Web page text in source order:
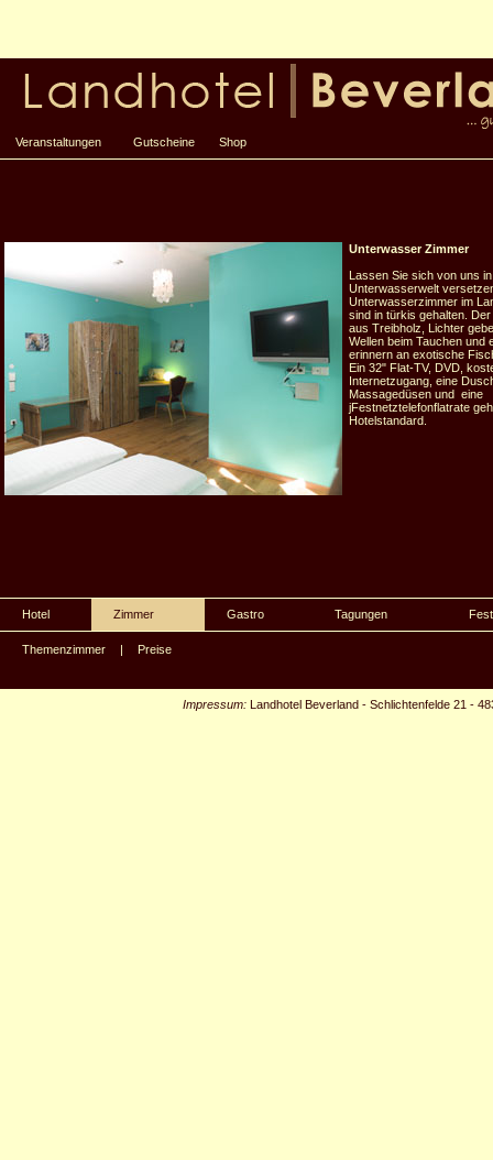
Veranstaltungen Gutscheine Shop
Unterwasser Zimmer
Lassen Sie sich von uns
Unterwasserwelt
Unterwasserzimmer im
sind in türkis gehalten.
aus Treibholz, Lichter
Wellen beim Tauchen und
erinnern an exotische
Ein 32" Flat-TV, DVD,
Internetzugang, eine
Massagedüsen und eine
jFestnetztelefonflatrate
Hotelstandard.
Hotel Zimmer Gastro Tagungen
Themenzimmer | Preise
Impressum: Landhotel Beverland- Schlichtenfelde 21 -